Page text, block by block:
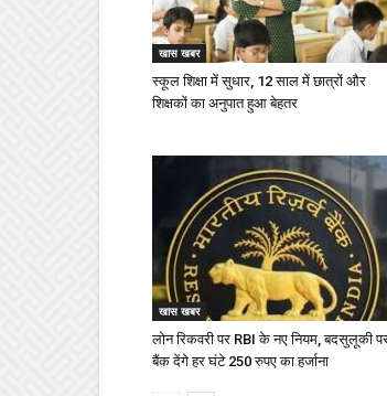
खास खबर
स्कूल शिक्षा में सुधार, 12 साल में छात्रों और
शिक्षकों का अनुपात हुआ बेहतर
खास खबर
लोन रिकवरी पर RBI के नए नियम, बदसुलूकी
बैंक देंगे हर घंटे 250 रुपए का हर्जाना